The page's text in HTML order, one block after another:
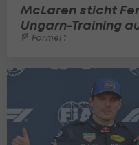
McLaren sticht
Ungarn-Training
Formel 1